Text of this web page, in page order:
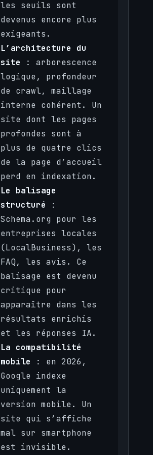
les seuils sont
devenus encore plus
exigeants.
L’architecture du
site : arborescence
logique, profondeur
de crawl, maillage
interne cohérent. Un
site dont les pages
profondes sont à
plus de quatre clics
de la page d’accueil
perd en indexation.
Le balisage
structuré :
Schema.org pour les
entreprises locales
(LocalBusiness), les
FAQ, les avis. Ce
balisage est devenu
critique pour
apparaître dans les
résultats enrichis
et les réponses IA.
La compatibilité
mobile : en 2026,
Google indexe
uniquement la
version mobile. Un
site qui s’affiche
mal sur smartphone
est invisible.